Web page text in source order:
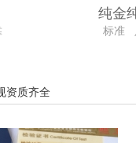
纯金
标准
资质齐全